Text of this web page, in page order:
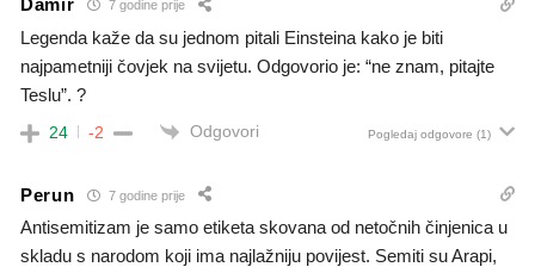
Damir 7 godine prije
Legenda kaže da su jednom pitali Einsteina kako je biti
najpametniji čovjek na svijetu. Odgovorio je: “ne znam, pitajte
Teslu”. ?
24 -2 Odgovori Pogledaj odgovore (1)
Perun 7 godine prije
Antisemitizam je samo etiketa skovana od netočnih činjenica u
skladu s narodom koji ima najlažniju povijest. Semiti su Arapi,